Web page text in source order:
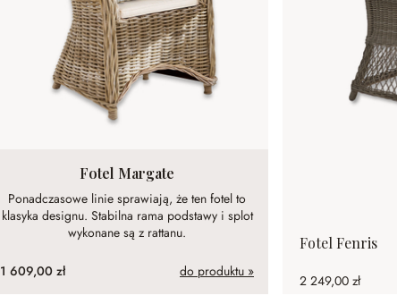
Fotel Margate
Ponadczasowe linie sprawiają, że ten fotel to
klasyka designu. Stabilna rama podstawy i splot
wykonane są z rattanu.
1 609,00 zł do produktu »
Fotel Fenris
2 249,00 zł